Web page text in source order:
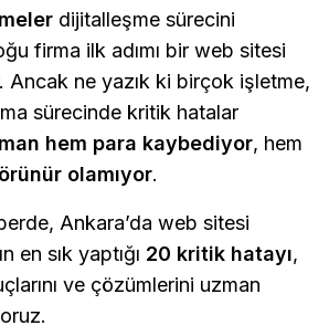
dijitalleşme sürecini
firma ilk adımı bir web sitesi
Ancak ne yazık ki birçok işletme,
sürecinde kritik hatalar
hem para kaybediyor, hem
olamıyor.
Ankara’da web sitesi
en sık yaptığı 20 kritik hatayı,
ve çözümlerini uzman